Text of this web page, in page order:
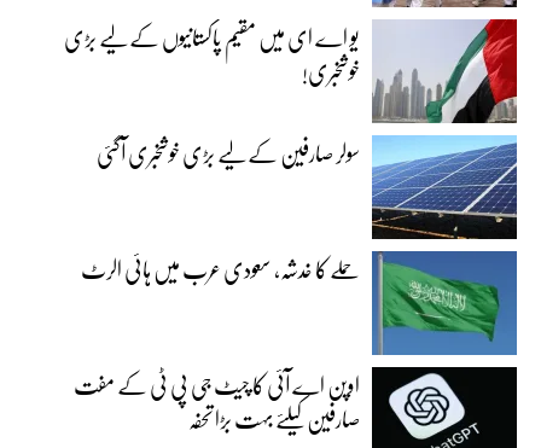
یو اے ای میں مقیم پاکستانیوں کے لیے بڑی
خوشخبری!
سولر صارفین کے لیے بڑی خوشخبری آگئی
حملے کا خدشہ، سعودی عرب میں ہائی الرٹ
اوپن اے آئی کا چیٹ جی پی ٹی کے مفت
صارفین کیلئے بہت بڑا تحفہ